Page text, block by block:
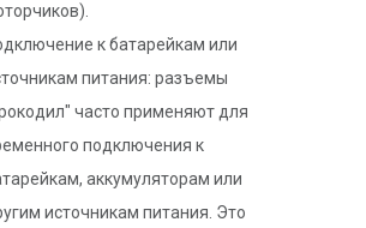
к батарейкам или
питания: разъемы
часто применяют для
подключения к
аккумуляторам или
источникам питания. Это